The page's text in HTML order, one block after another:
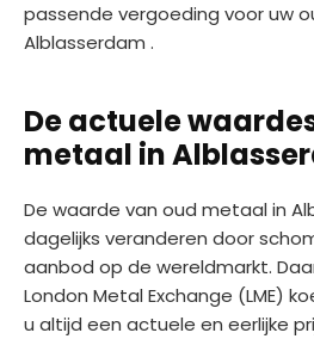
passende vergoeding voor uw
Alblasserdam .
De actuele
metaal in
De waarde van oud metaal in
dagelijks veranderen door
aanbod op de wereldmarkt.
London Metal Exchange (LME)
u altijd een actuele en eerlijke